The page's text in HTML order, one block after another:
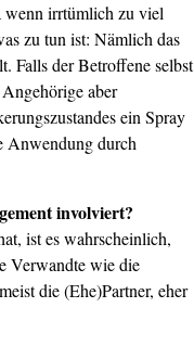
wenn irrtümlich zu viel
zu tun ist: Nämlich das
Falls der Betroffene selbst
aber
ein Spray
Anwendung durch
involviert?
ist es wahrscheinlich,
Verwandte wie die
die (Ehe)Partner, eher